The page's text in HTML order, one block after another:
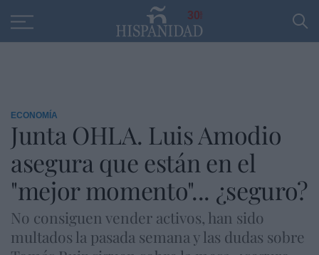
30
ECONOMÍA
Junta OHLA. Luis Amodio
asegura que están en el
"mejor momento"... ¿seguro?
No consiguen vender activos, han sido
multados la pasada semana y las dudas sobre